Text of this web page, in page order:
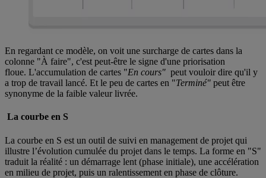
En regardant ce modèle, on voit une surcharge de cartes dans la
colonne "À faire", c'est peut-être le signe d'une priorisation
floue. L'accumulation de cartes "En cours" peut vouloir dire qu'il y
a trop de travail lancé. Et le peu de cartes en "Terminé" peut être
synonyme de la faible valeur livrée.
La courbe en S
La courbe en S est un outil de suivi en management de projet qui
illustre l’évolution cumulée du projet dans le temps. La forme en "S"
traduit la réalité : un démarrage lent (phase initiale), une accélération
en milieu de projet, puis un ralentissement en phase de clôture.